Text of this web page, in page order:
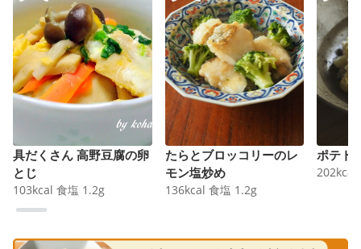
具だくさん 高野豆腐の卵
とじ
103kcal 食塩 1.2g
たらとブロッコリーのレ
モン塩炒め
136kcal 食塩 1.2g
ポテト
202kcal